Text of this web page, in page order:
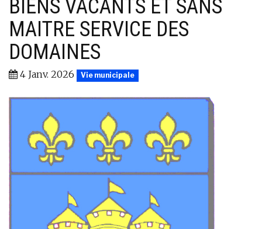
BIENS VACANTS ET SANS
MAITRE SERVICE DES
DOMAINES
4 Janv. 2026 Vie municipale